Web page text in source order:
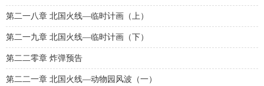
第二一八章 北国火线—临时计画（上）
第二一九章 北国火线—临时计画（下）
第二二零章 炸弹预告
第二二一章 北国火线—动物园风波（一）